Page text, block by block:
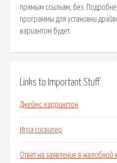
прямым ссылкам, без.
программы для установки
вариантом будет.
Links to Important Stuff
Джеймс харрингтон
Игра сисвипер
Ответ на заявление в жалобной